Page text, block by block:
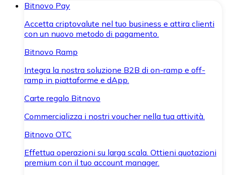
Bitnovo Pay
Accetta criptovalute nel tuo business e attira clienti
con un nuovo metodo di pagamento.
Bitnovo Ramp
Integra la nostra soluzione B2B di on-ramp e off-
ramp in piattaforme e dApp.
Carte regalo Bitnovo
Commercializza i nostri voucher nella tua attività.
Bitnovo OTC
Effettua operazioni su larga scala. Ottieni quotazioni
premium con il tuo account manager.